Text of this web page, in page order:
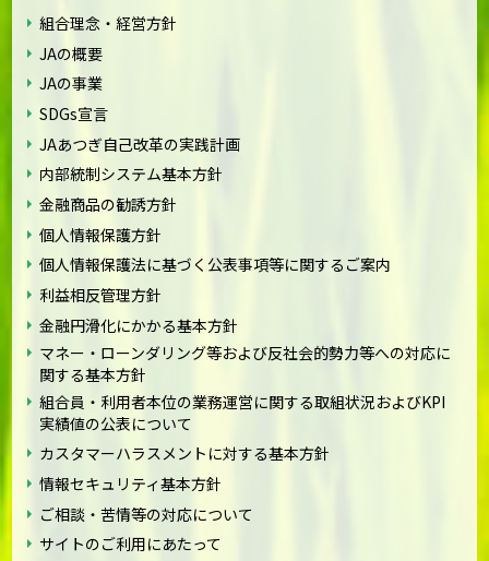
組合理念・経営方針
JAの概要
JAの事業
SDGs宣言
JAあつぎ自己改革の実践計画
内部統制システム基本方針
金融商品の勧誘方針
個人情報保護方針
個人情報保護法に基づく公表事項等に関するご案内
利益相反管理方針
金融円滑化にかかる基本方針
マネー・ローンダリング等および反社会的勢力等への対応に
関する基本方針
組合員・利用者本位の業務運営に関する取組状況およびKPI
実績値の公表について
カスタマーハラスメントに対する基本方針
情報セキュリティ基本方針
ご相談・苦情等の対応について
サイトのご利用にあたって